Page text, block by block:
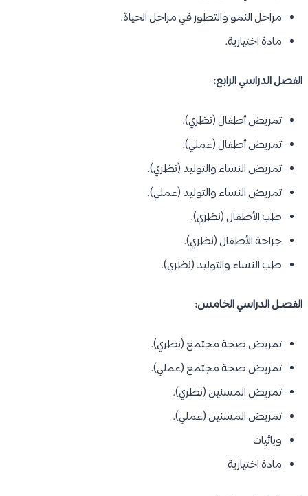
مراحل النمو والتطور في مراحل الحياة.
مادة اختيارية.
الفصل الدراسي الرابع:
تمريض أطفال (نظري).
تمريض أطفال (عملي).
تمريض النساء والتوليد (نظري).
تمريض النساء والتوليد (عملي).
طب الأطفال (نظري).
جراحة الأطفال (نظري).
طب النساء والتوليد (نظري).
الفصـل الدراسي الخامس:
تمريض صحة مجتمع (نظري).
تمريض صحة مجتمع (عملي).
تمريض المسنين (نظري).
تمريض المسنين (عملي).
وبائيات
مادة اختيارية